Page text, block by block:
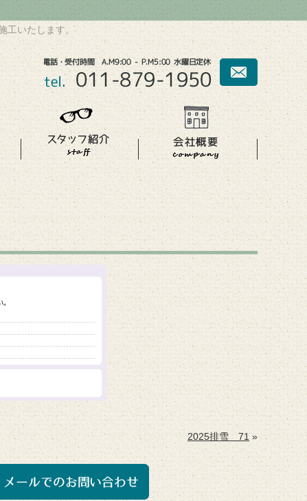
工いたします。
2025排雪 71»